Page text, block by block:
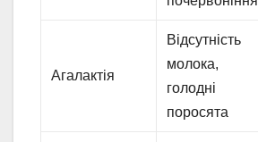
Агалактія
Відсутність
молока,
голодні
поросята